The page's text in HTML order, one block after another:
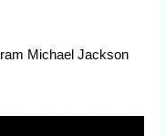
Michael Jackson